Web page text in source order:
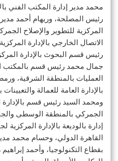
محمد مدير إدارة المكتب الفني
رئيس المصلحة، وريهام أحمد مدير
المركزية للتطوير والإصلاح
الاتصال الخارجي بالإدارة
رئيس قسم البحوث بالإدارة
جمال محمد رئيس قسم بالمكتب
العمليات بالمنطقة الشرقية،
بالإدارة العامة للعمالة
ومحمد السيد رئيس قسم بالإدارة
الجمركي بالمنطقة الوسطى
إدارة بالوديعة بالإدارة
القاهرة الدولي، وحسام محمد
بقطاع التكنولوجيا، وأحمد